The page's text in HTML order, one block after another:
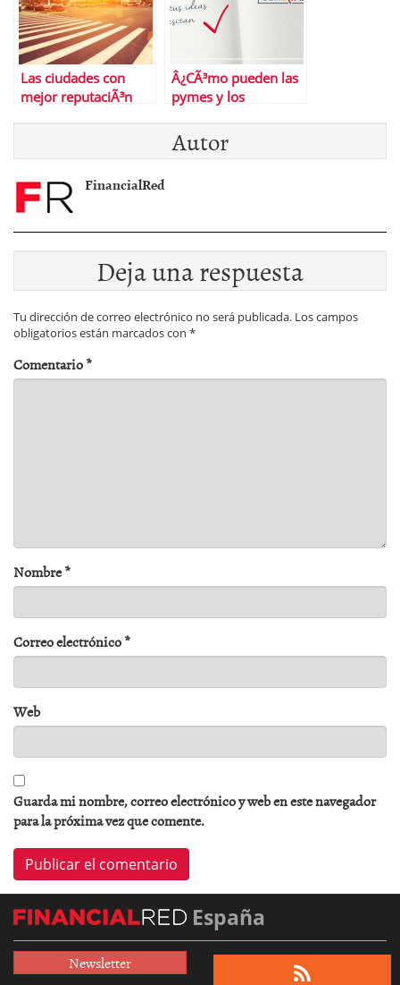
Las ciudades con
mejor reputaciÃ³n
Â¿CÃ³mo pueden las
pymes y los
financiaciÃ³n?
Autor
FinancialRed
Deja una respuesta
Tu dirección de correo electrónico no será publicada. Los campos
obligatorios están marcados con *
Comentario*
Nombre*
Correo electrónico*
Web
Guarda mi nombre, correo electrónico y web en este navegador
para la próxima vez que comente.
España
Newsletter